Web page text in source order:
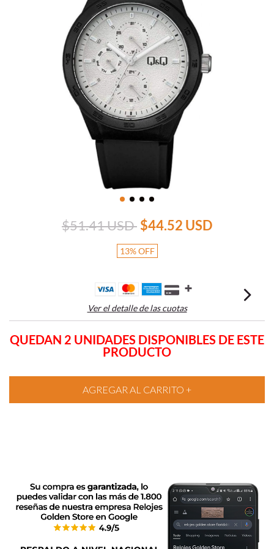
$51.41 USD $44.52 USD
13%OFF
Ver el detalle de las cuotas
QUEDAN 2 UNIDADES DISPONIBLES DE ESTE
PRODUCTO